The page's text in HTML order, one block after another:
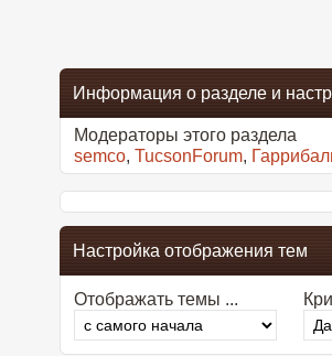
Информация о разделе и
Модераторы этого раздела
semco, TucsonForum,
Настройка отображения тем
Отображать темы ...